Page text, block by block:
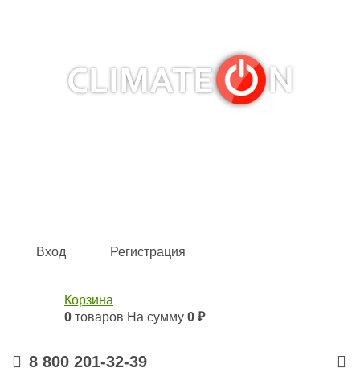
Вход Регистрация
Корзина
0 товаров На сумму 0 ₽
8 800 201-32-39